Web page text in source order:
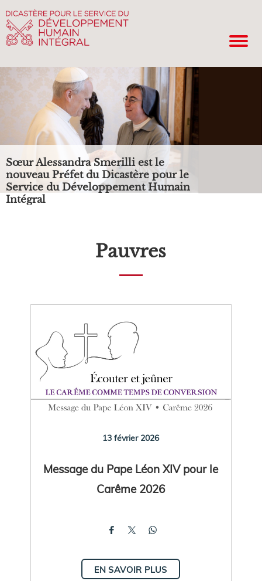
Sœur Alessandra Smerilli est le
nouveau Préfet du Dicastère pour le
Service du Développement Humain
Intégral
Pauvres
13 février 2026
Message du Pape Léon XIV pour le
Carême 2026
EN SAVOIR PLUS